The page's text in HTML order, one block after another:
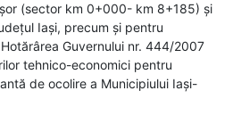
(sector km 0+000- km 8+185) şi
Iaşi, precum şi pentru
Guvernului nr. 444/2007
tehnico-economici pentru
de ocolire a Municipiului Iaşi-